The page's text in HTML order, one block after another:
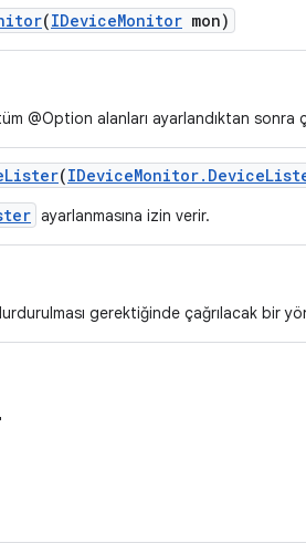
(IDeviceMonitor mon)
@Option alanları ayarlandıktan sonra
Lister(IDeviceMonitor. Device
ayarlanmasına izin verir.
gerektiğinde çağrılacak bir